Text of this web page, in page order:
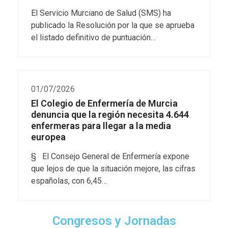
El Servicio Murciano de Salud (SMS) ha
publicado la Resolución por la que se aprueba
el listado definitivo de puntuación…
01/07/2026
El Colegio de Enfermería de Murcia
denuncia que la región necesita 4.644
enfermeras para llegar a la media
europea
§ El Consejo General de Enfermería expone
que lejos de que la situación mejore, las cifras
españolas, con 6,45…
Congresos y Jornadas